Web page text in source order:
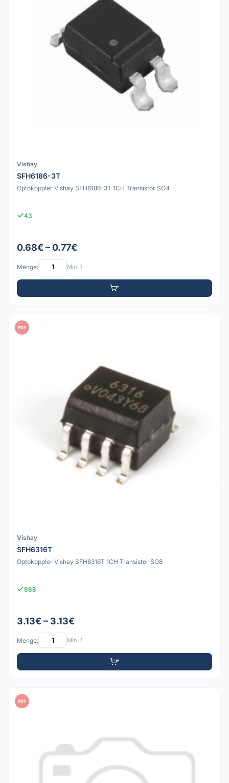
Vishay
SFH6186-3T
Optokoppler Vishay SFH6186-3T 1CH Transistor SO4
43
0.68€ – 0.77€
Menge: Min: 1
PDF
Vishay
SFH6316T
Optokoppler Vishay SFH6316T 1CH Transistor SO8
988
3.13€ – 3.13€
Menge: Min: 1
PDF